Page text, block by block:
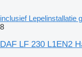
inclusief Lepelinstallatie
8
DAF LF 230 L1EN2